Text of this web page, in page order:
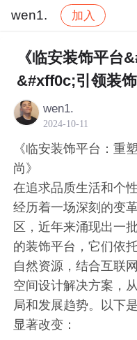
wen1. 加入
社区 wen1. 交
《临安装饰平台
&#xff0c;引领装饰
wen1.
2024-10-11
《临安装饰平台：重
尚》
在追求品质生活和个
经历着一场深刻的变
区，近年来涌现出一
的装饰平台，它们依
自然资源，结合互联
空间设计解决方案，
局和发展趋势。以下
显著改变：